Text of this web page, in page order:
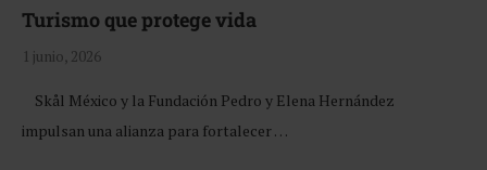
Turismo que protege vida
1 junio, 2026
Skål México y la Fundación Pedro y Elena Hernández
impulsan una alianza para fortalecer …